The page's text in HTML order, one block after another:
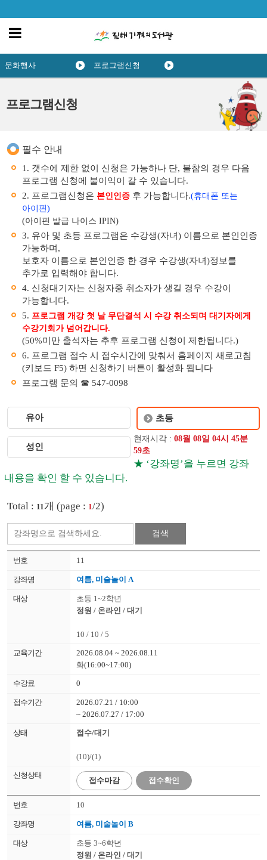
프로그램신청
문화행사 프로그램신청
필수 안내
1. 갯수에 제한 없이 신청은 가능하나 단, 불참의 경우 다음
프로그램 신청에 불이익이 갈 수 있습니다.
2. 프로그램신청은 본인인증 후 가능합니다.(휴대폰 또는
아이핀)
(아이핀 발급 나이스 IPIN)
3. 유아 및 초등 프로그램은 수강생(자녀) 이름으로 본인인증
가능하며,
보호자 이름으로 본인인증 한 경우 수강생(자녀)정보를
추가로 입력해야 합니다.
4. 신청대기자는 신청자중 취소자가 생길 경우 수강이
가능합니다.
5. 프로그램 개강 첫 날 무단결석 시 수강 취소되며 대기자에게
수강기회가 넘어갑니다.
(50%미만 출석자는 추후 프로그램 신청이 제한됩니다.)
6. 프로그램 접수 시 접수시간에 맞춰서 홈페이지 새로고침
(키보드 F5) 하면 신청하기 버튼이 활성화 됩니다
프로그램 문의 ☎ 547-0098
유아 초등
성인
현재시각 : 08월 08일 04시 45분
59초
★ ‘강좌명’을 누르면 강좌
내용을 확인 할 수 있습니다.
Total : 11개 (page : 1/2)
검색
11
여름, 미술놀이 A
초등 1~2학년
정원 / 온라인 / 대기
10 / 10 / 5
2026.08.04 ~ 2026.08.11
화(16:00~17:00)
0
2026.07.21 / 10:00
~ 2026.07.27 / 17:00
접수/대기
(10)/(1)
접수마감 접수확인
10
여름, 미술놀이 B
초등 3~6학년
정원 / 온라인 / 대기